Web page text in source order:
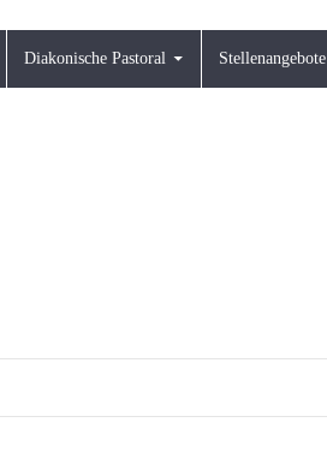
Diakonische Pastoral Stellenangebote